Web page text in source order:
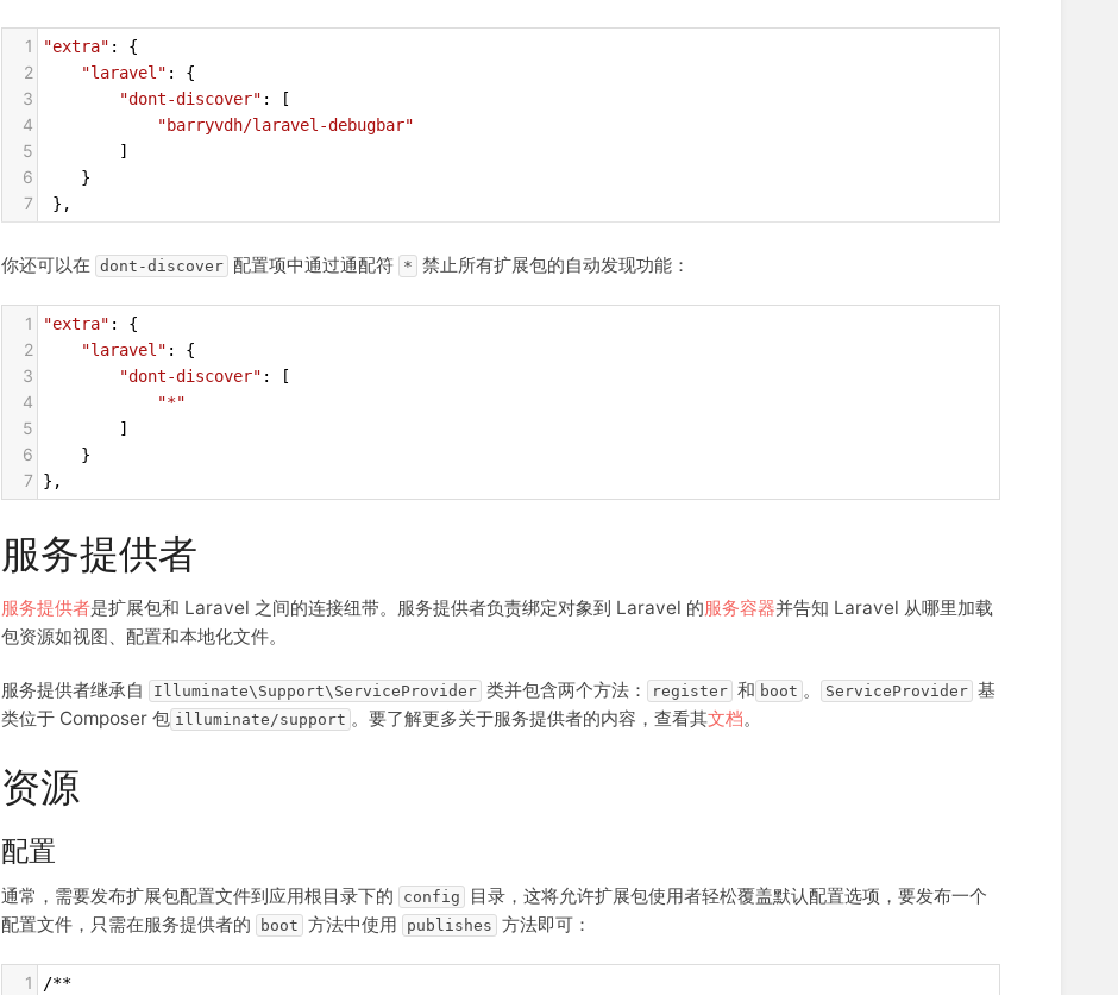
1 "extra" : {
2 "laravel" : {
3 "dont-discover" : [
4 "barryvdh/laravel-debugbar"
5
        ]
6
    }
7 },
你还可以在 dont-discover 配置项中通过通配符 * 禁止所有扩展包的自动发现功能：
1 "extra" : {
2 "laravel" : {
3 "dont-discover" : [
4 "*"
5
        ]
6
    }
7 },
服务提供者
服务提供者是扩展包和 Laravel 之间的连接纽带。服务提供者负责绑定对象到 Laravel 的服务容器并告知 Laravel 从哪里加载
包资源如视图、配置和本地化文件。
服务提供者继承自 Illuminate\Support\ServiceProvider 类并包含两个方法： register 和 boot 。 ServiceProvider 基
类位于 Composer 包 illuminate/support 。要了解更多关于服务提供者的内容，查看其文档。
资源
配置
通常，需要发布扩展包配置文件到应用根目录下的 config
目录，这将允许扩展包使用者轻松覆盖默认配置选项，要发布一个
配置文件，只需在服务提供者的
boot 方法中使用 publishes 方法即可：
1 /**